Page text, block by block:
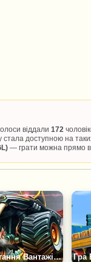
віддали 172
стала доступною на
— грати можна прямо в
Гра Змагання Вантажівок-Монстрів